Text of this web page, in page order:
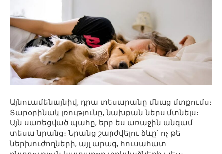
Այնուամենայնիվ, դրա տեսարանը մնաց մտքումս։
Տարօրինակ լռությունը, նախքան ներս մտնելս։
Այն սառեցված պահը, երբ ես առաջին անգամ
տեսա նրանց։ Նրանց շարժվելու ձևը՝ ոչ թե
ներխուժողների, այլ արագ, հուսահատ